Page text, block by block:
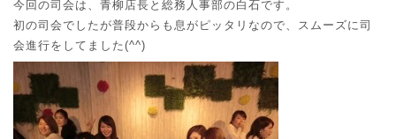
今回の司会は、青柳店長と総務人事部の白石です。
初の司会でしたが普段からも息がピッタリなので、スムーズに司
会進行をしてました(^^)